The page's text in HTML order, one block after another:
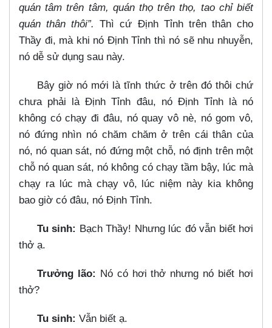
quán tâm trên tâm, quán thọ trên thọ, tao chỉ biết
quán thân thôi”. Thì cứ Định Tỉnh trên thân cho
Thầy đi, mà khi nó Định Tỉnh thì nó sẽ nhu nhuyễn,
nó dễ sử dụng sau này.
Bây giờ nó mới là tĩnh thức ở trên đó thôi chứ
chưa phải là Định Tỉnh đâu, nó Định Tỉnh là nó
không có chạy đi đâu, nó quay vô nè, nó gom vô,
nó đứng nhìn nó chăm chăm ở trên cái thân của
nó, nó quan sát, nó đứng một chỗ, nó định trên một
chỗ nó quan sát, nó không có chạy tầm bậy, lúc mà
chạy ra lúc mà chạy vô, lúc niệm này kia không
bao giờ có đâu, nó Định Tỉnh.
Tu sinh: Bạch Thầy! Nhưng lúc đó vẫn biết hơi
thở ạ.
Trưởng lão: Nó có hơi thở nhưng nó biết hơi
thở?
Tu sinh: Vẫn biết ạ.